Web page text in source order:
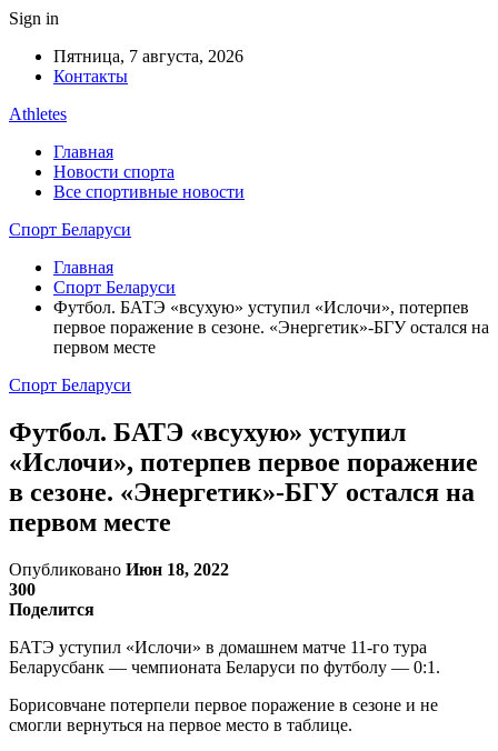
Sign in
Пятница, 7 августа, 2026
Контакты
Athletes
Главная
Новости спорта
Все спортивные новости
Спорт Беларуси
Главная
Спорт Беларуси
Футбол. БАТЭ «всухую» уступил «Ислочи», потерпев
первое поражение в сезоне. «Энергетик»-БГУ остался на
первом месте
Спорт Беларуси
Футбол. БАТЭ «всухую» уступил
«Ислочи», потерпев первое поражение
в сезоне. «Энергетик»-БГУ остался на
первом месте
Опубликовано Июн 18, 2022
300
Поделится
БАТЭ уступил «Ислочи» в домашнем матче 11-го тура
Беларусбанк — чемпионата Беларуси по футболу — 0:1.
Борисовчане потерпели первое поражение в сезоне и не
смогли вернуться на первое место в таблице.